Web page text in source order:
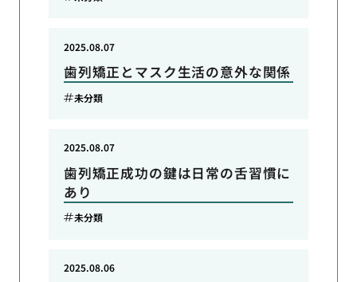
歯列矯正とマスク生活の意外な関係
2025.08.07
未分類
歯列矯正成功の鍵は日常の舌習慣に
あり
2025.08.07
未分類
2025.08.06